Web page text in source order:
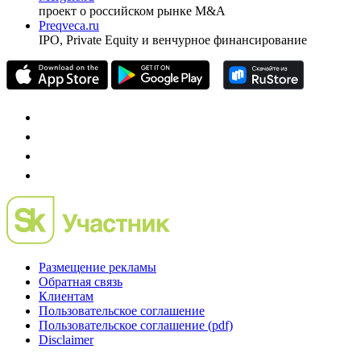
Investfunds
универсальный ресурс по фондовому рынку для
частного инвестора России
проект о российском рынке M&A
Preqveca.ru
Размещение рекламы
Обратная связь